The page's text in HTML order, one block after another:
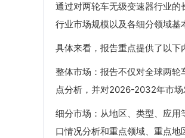
通过对两轮车无级变速器行业
行业市场规模以及各细分领域基
具体来看，报告重点提供了以下
整体市场：报告不仅对全球两
点分析，并对2026-2032年市场
细分市场：从地区、类型、应
口情况分析和重点领域、重点地